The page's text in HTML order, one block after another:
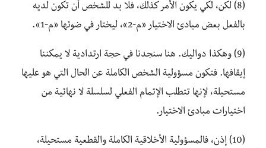
(8) لكن، لكي يكون الأمر كذلك، فلا بد للشخص أن تكون لديه
بالفعل بعض مبادئ الاختيار «م-2»، ليختار في ضوئها «م-1».
(9) وهكذا دواليك. هنا سنجدنا في حجة ارتدادية لا يمكننا
إيقافها. فتكون مسؤولية الشخص الكاملة عن الحال التي هو عليها
مستحيلة، لإنها تتطلب الإتمام الفعلي لسلسلة لا نهائية من
اختيارات مبادئ الاختيار.
(10) إذن، فالمسؤولية الأخلاقية الكاملة والقطعية مستحيلة،